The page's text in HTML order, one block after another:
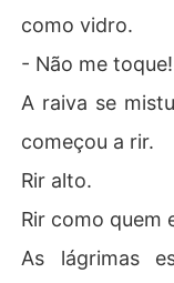
como vidro.
- Não me toque!
A raiva se
começou a rir.
Rir alto.
Rir como quem
As lágrimas